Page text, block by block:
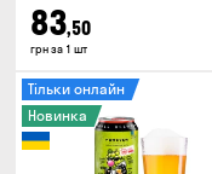
83,50
грн за 1 шт
Тільки онлайн
Новинка